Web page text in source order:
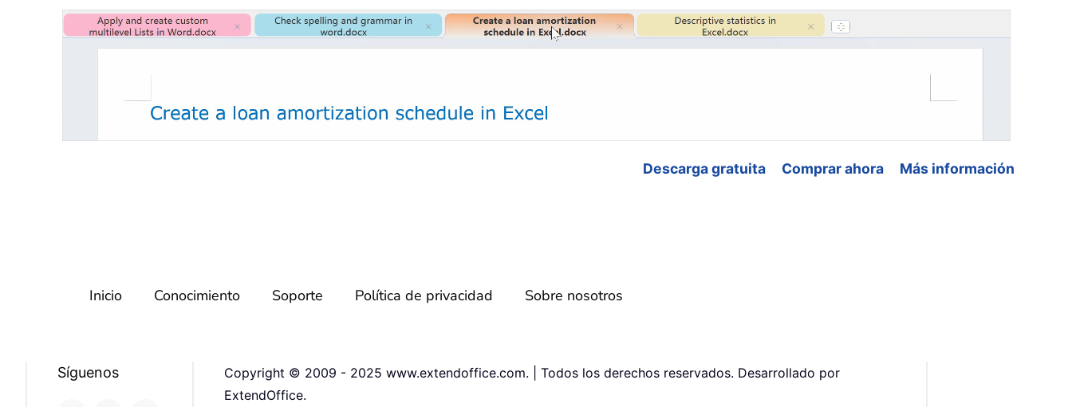
Descarga gratuita Comprar ahora Más información
Inicio Conocimiento Soporte Política de privacidad Sobre nosotros
Síguenos
Copyright © 2009 - 2025 www.extendoffice.com. | Todos los derechos reservados. Desarrollado por
ExtendOffice.